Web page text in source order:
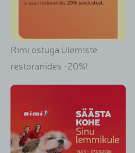
Rimi ostuga Ülemiste
restoranides -20%!